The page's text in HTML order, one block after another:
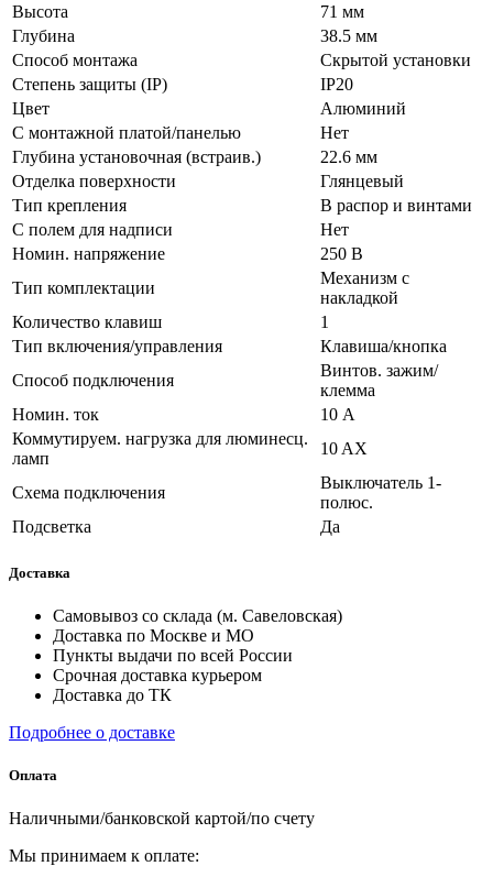
Высота
71 мм
Глубина
38.5 мм
Способ монтажа
Скрытой установки
Степень защиты (IP)
IP20
Цвет
Алюминий
С монтажной платой/панелью
Нет
Глубина установочная (встраив.)
22.6 мм
Отделка поверхности
Глянцевый
Тип крепления
В распор и винтами
С полем для надписи
Нет
Номин. напряжение
250 В
Тип комплектации
Механизм с
накладкой
Количество клавиш
1
Тип включения/управления
Клавиша/кнопка
Способ подключения
Винтов. зажим/
клемма
Номин. ток
10 А
Коммутируем. нагрузка для люминесц.
ламп
10 AX
Схема подключения
Выключатель 1-
полюс.
Подсветка
Да
Доставка
Самовывоз со склада (м. Савеловская)
Доставка по Москве и МО
Пункты выдачи по всей России
Срочная доставка курьером
Доставка до ТК
Подробнее о доставке
Оплата
Наличными/банковской картой/по счету
Мы принимаем к оплате: